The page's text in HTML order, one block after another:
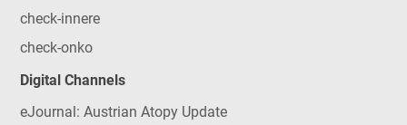
check-innere
check-onko
Digital Channels
eJournal: Austrian Atopy Update